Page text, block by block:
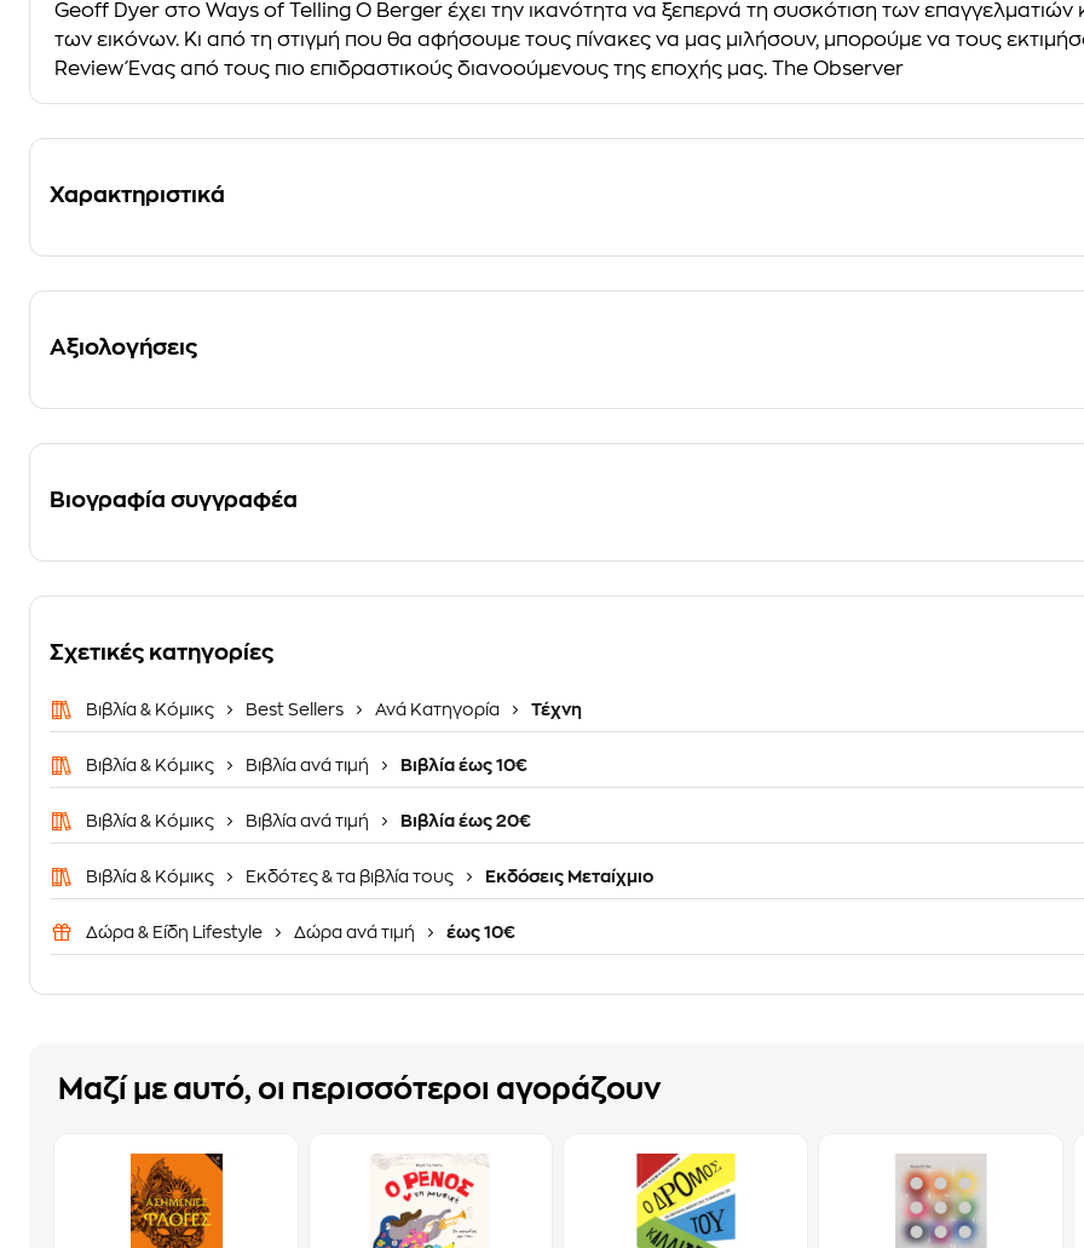
Geoff Dyer στο Ways of Telling Ο Berger έχει την ικανότητα να ξεπερνά τη συσκότιση των επαγγελµατιών
των εικόνων. Κι από τη στιγµή που θα αφήσουµε τους πίνακες να µας µιλήσουν, µπορούµε να τους
Review Ένας από τους πιο επιδραστικούς διανοούµενους της εποχής µας. The Observer
Χαρακτηριστικά
Αξιολογήσεις
Βιογραφία συγγραφέα
Σχετικές κατηγορίες
Βιβλία & Κόμικς Best Sellers Ανά Κατηγορία Τέχνη
Βιβλία & Κόμικς Βιβλία ανά τιμή Βιβλία έως 10€
Βιβλία & Κόμικς Βιβλία ανά τιμή Βιβλία έως 20€
Βιβλία & Κόμικς Εκδότες & τα βιβλία τους Εκδόσεις Μεταίχμιο
Δώρα & Είδη Lifestyle Δώρα ανά τιμή έως 10€
Μαζί με αυτό, οι περισσότεροι αγοράζουν